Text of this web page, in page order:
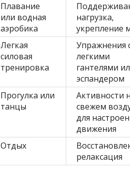
Плавание
или водная
аэробика
нагрузка,
укрепление
Легкая
силовая
тренировка
Упражнения
легкими
гантелями
эспандером
Прогулка или
танцы
Активности
свежем
для
движения
Отдых
релаксация